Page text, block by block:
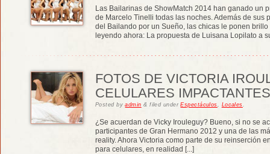
Las Bailarinas de ShowMatch 2014 han ganado un
de Marcelo Tinelli todas las noches. Además de
del Bailando por un Sueño, las chicas le ponen
leyendo ahora: La propuesta de Luisana Lopilato a
FOTOS DE VICTORIA
CELULARES IMPACTANTES
Postedbyadmin & filed underEspectáculos, Locales.
¿Se acuerdan de Vicky Irouleguy? Bueno, si no se
participantes de Gran Hermano 2012 y una de las
reality. Ahora Victoria como parte de su reinserción
para celulares, en realidad [...]